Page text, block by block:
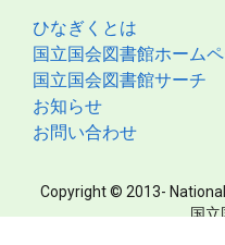
ひなぎくとは
国立国会図書館ホーム
国立国会図書館サーチ
お知らせ
お問い合わせ
Copyright © 2013- National